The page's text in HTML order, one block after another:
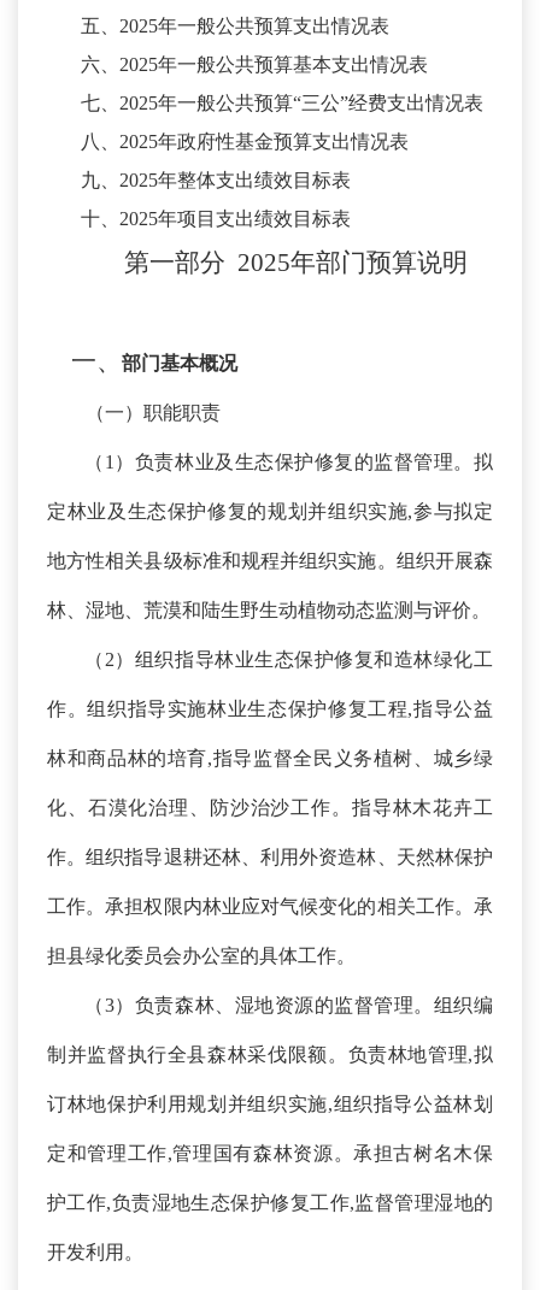
五、 2025年一般公共预算支出情况表
六、 2025年一般公共预算基本支出情况表
七、 2025年一般公共预算“三公”经费支出情况表
八、 2025年政府性基金预算支出情况表
九、 2025年整体支出绩效目标表
十、 2025年项目支出绩效目标表
第一部分 2025年部门预算说明
一、 部门基本概况
（一）职能职责
（ 1） 负责林业及生态保护修复的监督管理。拟
定林业及生态保护修复的规划并组织实施,参与拟定
地方性相关县级标准和规程并组织实施。组织开展森
林、湿地、荒漠和陆生野生动植物动态监测与评价。
（ 2） 组织指导林业生态保护修复和造林绿化工
作。组织指导实施林业生态保护修复工程,指导公益
林和商品林的培育,指导监督全民义务植树、城乡绿
化、石漠化治理、防沙治沙工作。指导林木花卉工
作。组织指导退耕还林、利用外资造林、天然林保护
工作。承担权限内林业应对气候变化的相关工作。承
担县绿化委员会办公室的具体工作。
（3） 负责森林、湿地资源的监督管理。组织编
制并监督执行全县森林采伐限额。负责林地管理,拟
订林地保护利用规划并组织实施,组织指导公益林划
定和管理工作,管理国有森林资源。承担古树名木保
护工作,负责湿地生态保护修复工作,监督管理湿地的
开发利用。